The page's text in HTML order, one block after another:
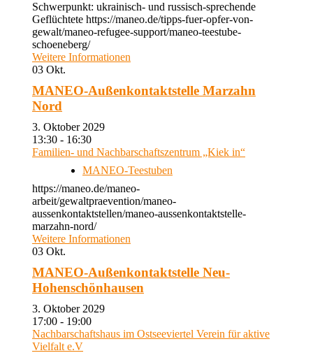
Schwerpunkt: ukrainisch- und russisch-sprechende
Geflüchtete https://maneo.de/tipps-fuer-opfer-von-
gewalt/maneo-refugee-support/maneo-teestube-
schoeneberg/
Weitere Informationen
03 Okt.
MANEO-Außenkontaktstelle Marzahn
Nord
3. Oktober 2029
13:30 - 16:30
Familien- und Nachbarschaftszentrum „Kiek in“
MANEO-Teestuben
https://maneo.de/maneo-
arbeit/gewaltpraevention/maneo-
aussenkontaktstellen/maneo-aussenkontaktstelle-
marzahn-nord/
Weitere Informationen
03 Okt.
MANEO-Außenkontaktstelle Neu-
Hohenschönhausen
3. Oktober 2029
17:00 - 19:00
Nachbarschaftshaus im Ostseeviertel Verein für aktive
Vielfalt e.V